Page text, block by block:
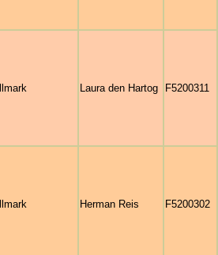
Laura den Hartog F5200311
Herman Reis F5200302